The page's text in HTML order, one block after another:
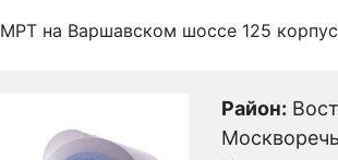
МРТ на Варшавском шоссе 125
Район: